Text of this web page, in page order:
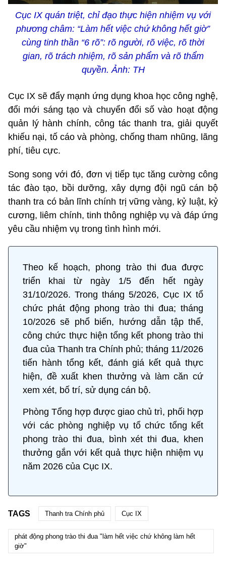
Cục IX quán triệt, chỉ đạo thực hiện nhiệm vụ với
phương châm: “Làm hết việc chứ không hết giờ”
cùng tinh thần “6 rõ”: rõ người, rõ việc, rõ thời
gian, rõ trách nhiệm, rõ sản phẩm và rõ thẩm
quyền. Ảnh: TH
Cục IX sẽ đẩy mạnh ứng dụng khoa học công nghệ,
đổi mới sáng tạo và chuyển đổi số vào hoạt động
quản lý hành chính, công tác thanh tra, giải quyết
khiếu nại, tố cáo và phòng, chống tham nhũng, lãng
phí, tiêu cực.
Song song với đó, đơn vị tiếp tục tăng cường công
tác đào tạo, bồi dưỡng, xây dựng đội ngũ cán bộ
thanh tra có bản lĩnh chính trị vững vàng, kỷ luật, kỷ
cương, liêm chính, tinh thông nghiệp vụ và đáp ứng
yêu cầu nhiệm vụ trong tình hình mới.
Theo kế hoạch, phong trào thi đua được
triển khai từ ngày 1/5 đến hết ngày
31/10/2026. Trong tháng 5/2026, Cục IX tổ
chức phát động phong trào thi đua; tháng
10/2026 sẽ phổ biến, hướng dẫn tập thể,
công chức thực hiện tổng kết phong trào thi
đua của Thanh tra Chính phủ; tháng 11/2026
tiến hành tổng kết, đánh giá kết quả thực
hiện, đề xuất khen thưởng và làm căn cứ
xem xét, bố trí, sử dụng cán bộ.
Phòng Tổng hợp được giao chủ trì, phối hợp
với các phòng nghiệp vụ tổ chức tổng kết
phong trào thi đua, bình xét thi đua, khen
thưởng gắn với kết quả thực hiện nhiệm vụ
năm 2026 của Cục IX.
TAGS Thanh tra Chính phủ Cục IX
phát động phong trào thi đua "làm hết việc chứ không làm hết
giờ"